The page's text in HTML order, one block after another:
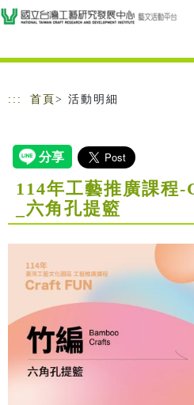
跳到主要內容
網站導覽
::: 首頁 > 活動明細
114年工藝推廣課程
_六角孔提籃